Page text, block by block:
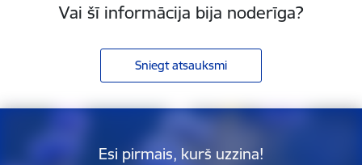
Vai šī informācija bija noderīga?
Sniegt atsauksmi
Esi pirmais, kurš uzzina!